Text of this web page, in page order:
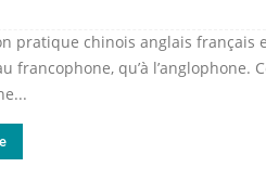
pratique chinois anglais français
francophone, qu’à l’anglophone.